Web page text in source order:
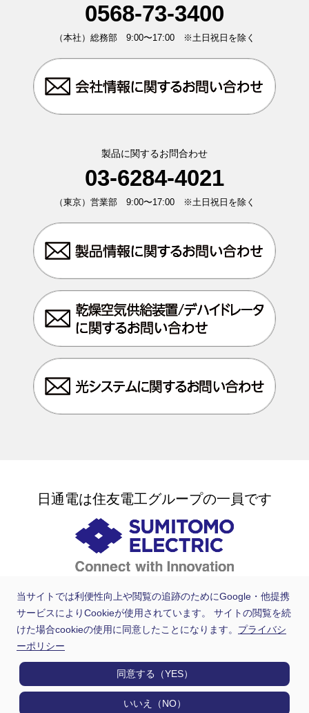
当サイトでは利便性向上や閲覧の追跡のためにGoogle・他提携
サービスによりCookieが使用されています。 サイトの閲覧を続
けた場合cookieの使用に同意したことになります。 プライバシ
ーポリシー
いいえ（NO）
同意する（YES）
0568-73-3400
（本社）総務部 9:00〜17:00 ※土日祝日を除く
製品に関するお問合わせ
03-6284-4021
（東京）営業部 9:00〜17:00 ※土日祝日を除く
日通電は住友電工グループの一員です